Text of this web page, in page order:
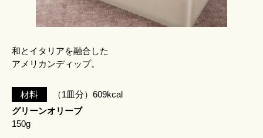
和とイタリアを融合した
アメリカンディップ。
材料
（1皿分）609kcal
グリーンオリーブ
150g